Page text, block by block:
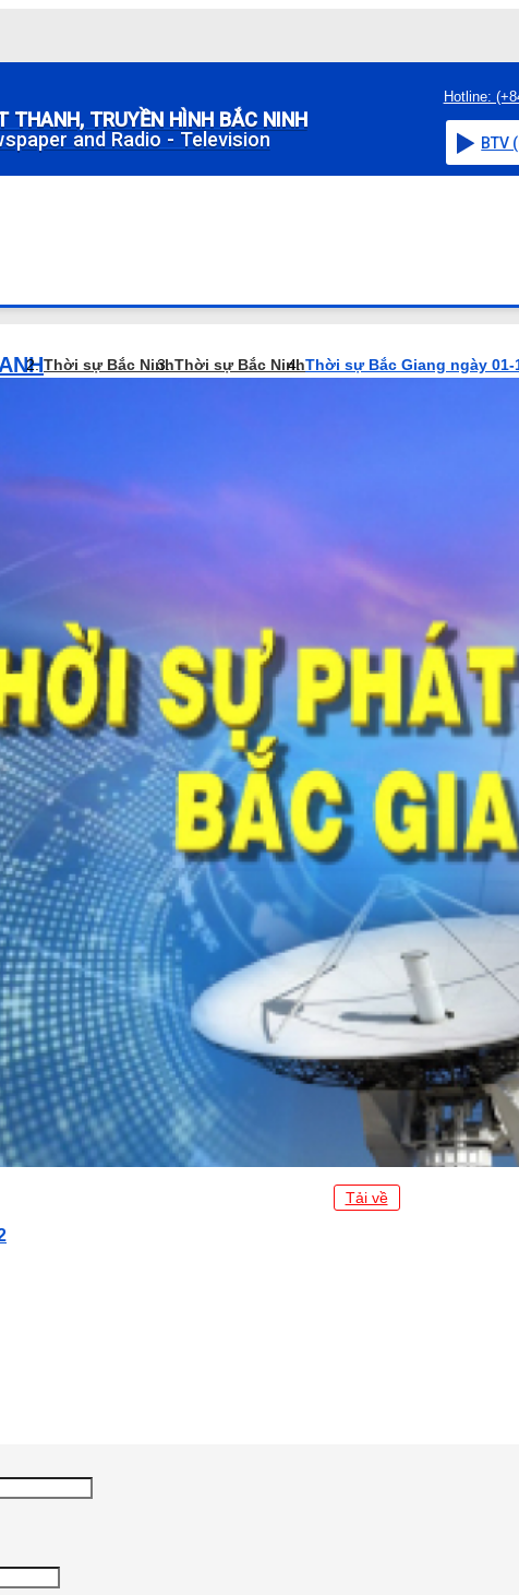
THANH, TRUYỀN HÌNH BẮC NINH
and Radio - Television
Hotline:
BTV
Thời sự Bắc NinhThời sự Bắc NinhThời sự Bắc Giang ngày
Tải về